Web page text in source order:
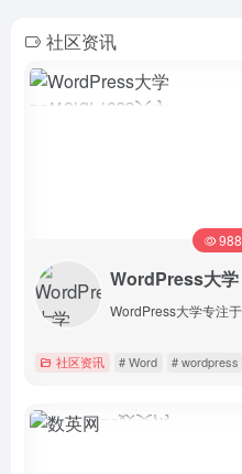
社区资讯
WordPress大学
988
社区资讯 # Word # wordpress